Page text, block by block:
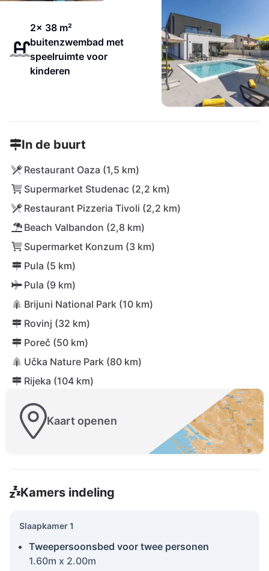
2x 38 m²
buitenzwembad met
speelruimte voor
kinderen
In de buurt
Restaurant Oaza (1,5 km)
Supermarket Studenac (2,2 km)
Restaurant Pizzeria Tivoli (2,2 km)
Beach Valbandon (2,8 km)
Supermarket Konzum (3 km)
Pula (5 km)
Pula (9 km)
Brijuni National Park (10 km)
Rovinj (32 km)
Poreč (50 km)
Učka Nature Park (80 km)
Rijeka (104 km)
Kaart openen
Kamers indeling
Slaapkamer 1
Tweepersoonsbed voor twee personen
1.60m x 2.00m